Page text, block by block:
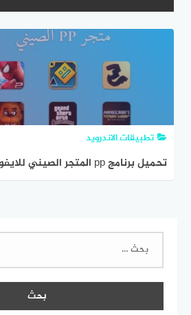
تطبيقات الاندرويد
تحميل برنامج pp المتجر الصيني للايفون 2022 اخر اصدار
البحث